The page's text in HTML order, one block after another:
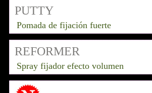
PUTTY
Pomada de fijación fuerte
REFORMER
Spray fijador efecto volumen